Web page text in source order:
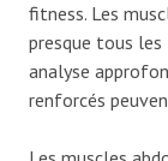
fitness. Les
presque tous les
analyse
renforcés